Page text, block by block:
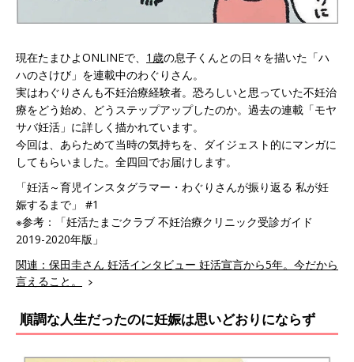
現在たまひよONLINEで、 1歳の息子くんとの日々を描いた「ハ
ハのさけび」を連載中のわぐりさん。
実はわぐりさんも不妊治療経験者。恐ろしいと思っていた不妊治
療をどう始め、どうステップアップしたのか。過去の連載「モヤ
サバ妊活」に詳しく描かれています。
今回は、あらためて当時の気持ちを、ダイジェスト的にマンガに
してもらいました。全四回でお届けします。
「妊活～育児インスタグラマー・わぐりさんが振り返る 私が妊
娠するまで」 #1
※参考：「妊活たまごクラブ 不妊治療クリニック受診ガイド
2019-2020年版」
関連：保田圭さん 妊活インタビュー 妊活宣言から5年。今だから
言えること。
順調な人生だったのに妊娠は思いどおりにならず